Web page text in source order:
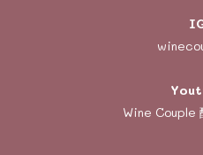
Wine Couple